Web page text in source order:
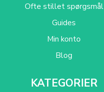
Ofte stillet spørgsmål
Guides
Min konto
Blog
KATEGORIER